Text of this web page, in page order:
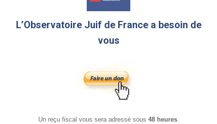
L’Observatoire Juif de France a besoin de
vous
Un reçu fiscal vous sera adressé sous 48 heures.